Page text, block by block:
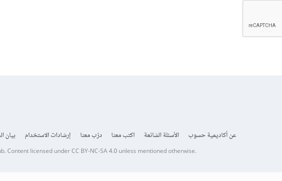
عن أكاديمية حسوب الأسئلة الشائعة اكتب معنا درّب معنا إرشادات الاستخدام بيان
.Content licensed underCC BY-NC-SA 4.0unless mentioned otherwise.